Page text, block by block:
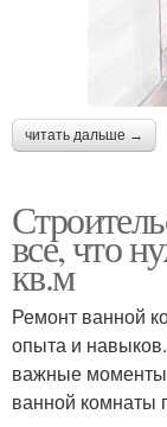
читать дальше →
все, что
кв.м
Ремонт ванной
опыта и
важные
ванной комнаты